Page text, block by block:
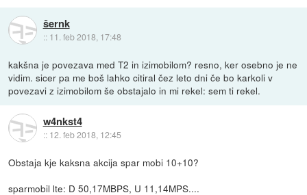
šernk
:: 11. feb 2018, 17:48
kakšna je povezava med T2 in izimobilom? resno, ker osebno je ne
vidim. sicer pa me boš lahko citiral čez leto dni če bo karkoli v
povezavi z izimobilom še obstajalo in mi rekel: sem ti rekel.
w4nkst4
:: 12. feb 2018, 12:45
Obstaja kje kaksna akcija spar mobi 10+10?
sparmobil lte: D 50,17MBPS, U 11,14MPS....